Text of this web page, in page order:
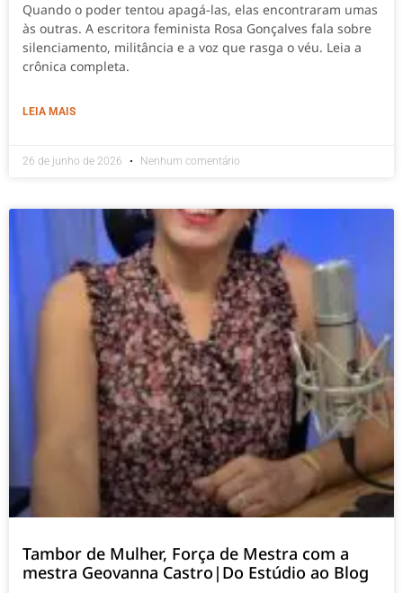
Quando o poder tentou apagá-las, elas encontraram umas
às outras. A escritora feminista Rosa Gonçalves fala sobre
silenciamento, militância e a voz que rasga o véu. Leia a
crônica completa.
LEIA MAIS
26 de junho de 2026 Nenhum comentário
Tambor de Mulher, Força de Mestra com a
mestra Geovanna Castro|Do Estúdio ao Blog